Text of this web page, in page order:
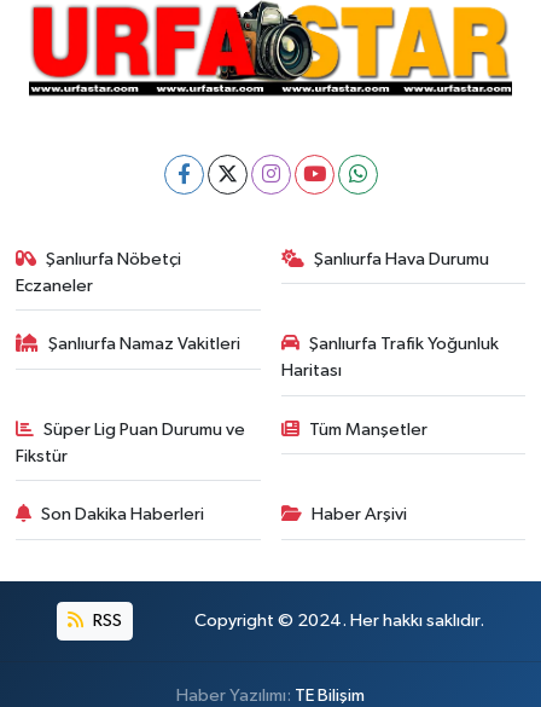
Şanlıurfa Nöbetçi
Eczaneler
Şanlıurfa Hava Durumu
Şanlıurfa Namaz Vakitleri
Şanlıurfa Trafik Yoğunluk
Haritası
Süper Lig Puan Durumu ve
Fikstür
Tüm Manşetler
Son Dakika Haberleri Haber Arşivi
RSS Copyright © 2024. Her hakkı saklıdır.
Haber Yazılımı: TE Bilişim